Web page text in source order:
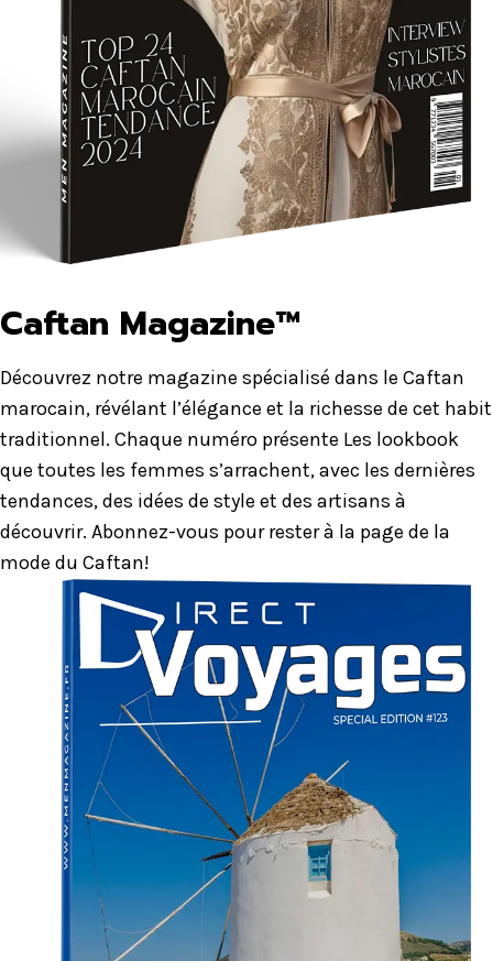
Caftan Magazine™
Découvrez notre magazine spécialisé dans le Caftan
marocain, révélant l’élégance et la richesse de cet habit
traditionnel. Chaque numéro présente Les lookbook
que toutes les femmes s’arrachent, avec les dernières
tendances, des idées de style et des artisans à
découvrir. Abonnez-vous pour rester à la page de la
mode du Caftan!